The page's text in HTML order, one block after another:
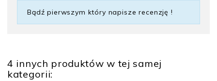
Bądź pierwszym który napisze recenzję !
4 innych produktów w tej samej
kategorii: